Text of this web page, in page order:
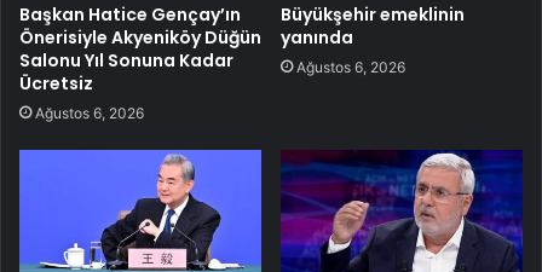
Başkan Hatice Gençay’ın
Önerisiyle Akyeniköy Düğün
Salonu Yıl Sonuna Kadar
Ücretsiz
Ağustos 6, 2026
Büyükşehir emeklinin
yanında
Ağustos 6, 2026